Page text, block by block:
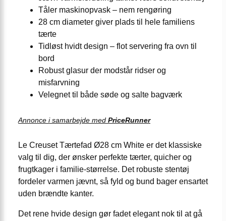
Tåler maskinopvask – nem rengøring
28 cm diameter giver plads til hele familiens
tærte
Tidløst hvidt design – flot servering fra ovn til
bord
Robust glasur der modstår ridser og
misfarvning
Velegnet til både søde og salte bagværk
Annonce i samarbejde med PriceRunner
Le Creuset Tærtefad Ø28 cm White er det klassiske
valg til dig, der ønsker perfekte tærter, quicher og
frugtkager i familie-størrelse. Det robuste stentøj
fordeler varmen jævnt, så fyld og bund bager ensartet
uden brændte kanter.
Det rene hvide design gør fadet elegant nok til at gå